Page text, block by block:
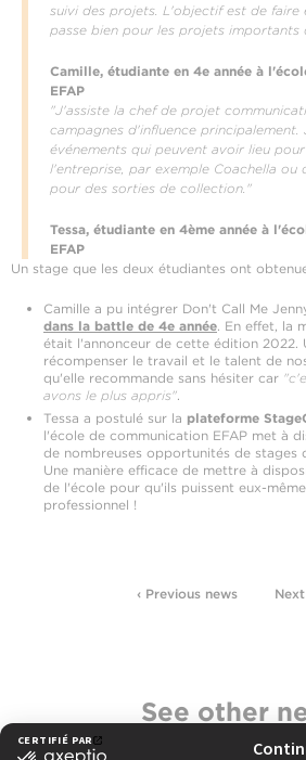
suivi des projets. L'objectif est de faire
passe bien pour les projets importants
Camille, étudiante en 4e année à
EFAP
"J'assiste la chef de projet
campagnes d'influence principalement.
événements qui peuvent avoir lieu
l'entreprise, par exemple Coachella ou
pour des sorties de collection."
Tessa, étudiante en 4ème année à
EFAP
Un stage que les deux étudiantes ont
Camille a pu intégrer Don't Call Me
dans la battle de 4e année. En effet, la
était l'annonceur de cette édition 2022.
récompenser le travail et le talent de
qu'elle recommande sans hésiter car
avons le plus appris".
Tessa a postulé sur la plateforme
l'école de communication EFAP met à
de nombreuses opportunités de stages
Une manière efficace de mettre à
de l'école pour qu'ils puissent eux-
professionnel !
‹ Previous news
See other